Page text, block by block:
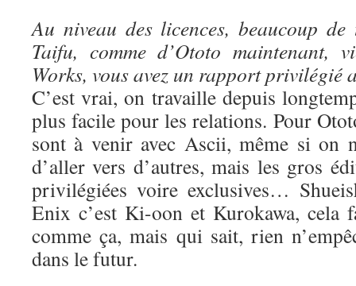
Au niveau des licences, beaucoup
Taifu, comme d’Ototo maintenant,
Works, vous avez un rapport privilégié
C’est vrai, on travaille depuis
plus facile pour les relations. Pour
sont à venir avec Ascii, même si on
d’aller vers d’autres, mais les gros
privilégiées voire exclusives…
Enix c’est Ki-oon et Kurokawa, cela
comme ça, mais qui sait, rien
dans le futur.